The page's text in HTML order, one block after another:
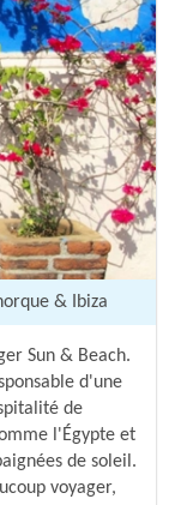
& Ibiza
Sun & Beach.
d'une
de
l'Égypte et
de soleil.
voyager,